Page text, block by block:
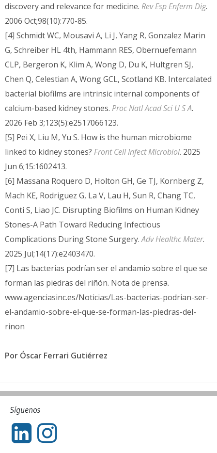
discovery and relevance for medicine. Rev Esp Enferm Dig.
2006 Oct;98(10):770-85.
[4] Schmidt WC, Mousavi A, Li J, Yang R, Gonzalez Marin
G, Schreiber HL 4th, Hammann RES, Obernuefemann
CLP, Bergeron K, Klim A, Wong D, Du K, Hultgren SJ,
Chen Q, Celestian A, Wong GCL, Scotland KB. Intercalated
bacterial biofilms are intrinsic internal components of
calcium-based kidney stones. Proc Natl Acad Sci U S A.
2026 Feb 3;123(5):e2517066123.
[5] Pei X, Liu M, Yu S. How is the human microbiome
linked to kidney stones? Front Cell Infect Microbiol. 2025
Jun 6;15:1602413.
[6] Massana Roquero D, Holton GH, Ge TJ, Kornberg Z,
Mach KE, Rodriguez G, La V, Lau H, Sun R, Chang TC,
Conti S, Liao JC. Disrupting Biofilms on Human Kidney
Stones-A Path Toward Reducing Infectious
Complications During Stone Surgery.Adv Healthc Mater.
2025 Jul;14(17):e2403470.
[7] Las bacterias podrían ser el andamio sobre el que se
forman las piedras del riñón. Nota de prensa.
www.agenciasinc.es/Noticias/Las-bacterias-podrian-ser-
el-andamio-sobre-el-que-se-forman-las-piedras-del-
rinon
Por Óscar Ferrari Gutiérrez
Síguenos